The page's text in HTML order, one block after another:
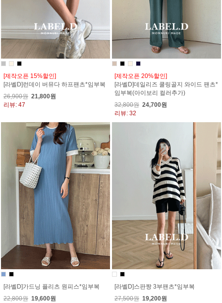
[제작오픈 15%할인]
[라벨D]런데이 버뮤다 하프팬츠*임부복
26,900원 21,800원
리뷰: 47
[제작오픈 20%할인]
[라벨D]데일리즈 쿨링골지 와이드 팬츠*
임부복(아이보리 컬러추가)
32,800원 24,700원
리뷰: 32
[라벨D]가드닝 플리츠 원피스*임부복
22,800원 19,600원
[라벨D]스판짱 3부팬츠*임부복
27,500원 19,200원